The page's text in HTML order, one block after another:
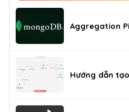
Aggregation
Hướng dẫn